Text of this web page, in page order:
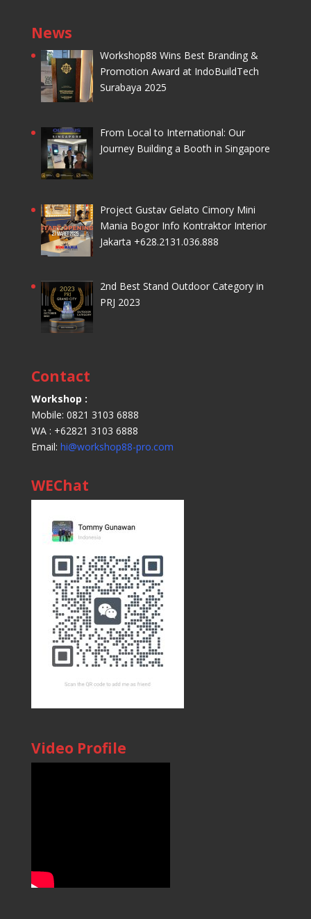
News
Workshop88 Wins Best Branding &
Promotion Award at IndoBuildTech
Surabaya 2025
From Local to International: Our
Journey Building a Booth in Singapore
Project Gustav Gelato Cimory Mini
Mania Bogor Info Kontraktor Interior
Jakarta +628.2131.036.888
2nd Best Stand Outdoor Category in
PRJ 2023
Contact
Workshop :
Mobile: 0821 3103 6888
WA : +62821 3103 6888
Email: hi@workshop88-pro.com
WEChat
Video Profile